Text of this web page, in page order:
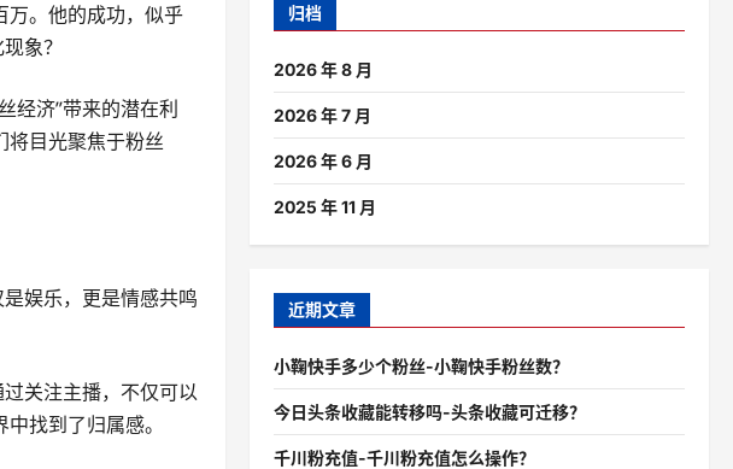
万。他的成功，似乎
象？
经济”带来的潜在利
将目光聚焦于粉丝
娱乐，更是情感共鸣
关注主播，不仅可以
找到了归属感。
归档
2026 年 8 月
2026 年 7 月
2026 年 6 月
2025 年 11 月
近期文章
小鞠快手多少个粉丝-小鞠快手粉丝数？
今日头条收藏能转移吗-头条收藏可迁移？
千川粉充值-千川粉充值怎么操作？